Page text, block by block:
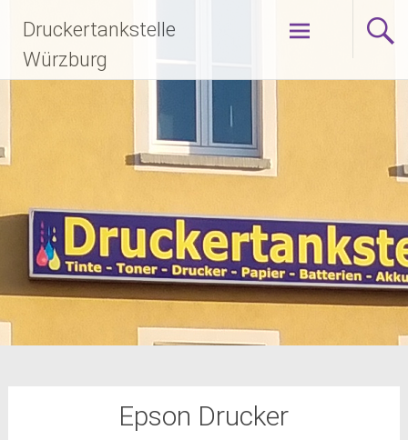
Inhalt
springen
Druckertankstelle
Würzburg
Epson Drucker